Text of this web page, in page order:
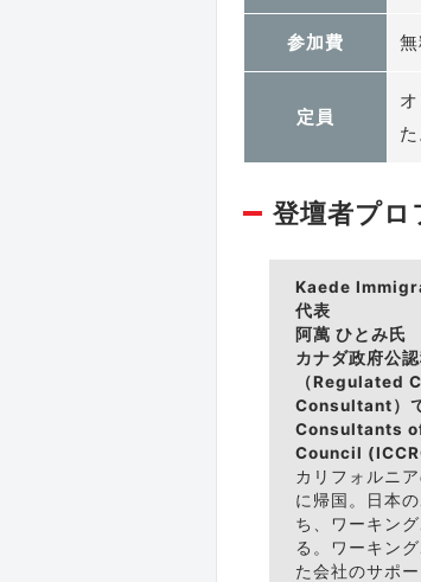
参加費
定員
た
登壇者プロ
Kaede
代表
阿萬 ひとみ氏
カナダ政府公
（Regulated
Consultant）
Consultants
Council
カリフォルニ
に帰国。日本
ち、ワーキン
る。ワーキン
た会社のサポ